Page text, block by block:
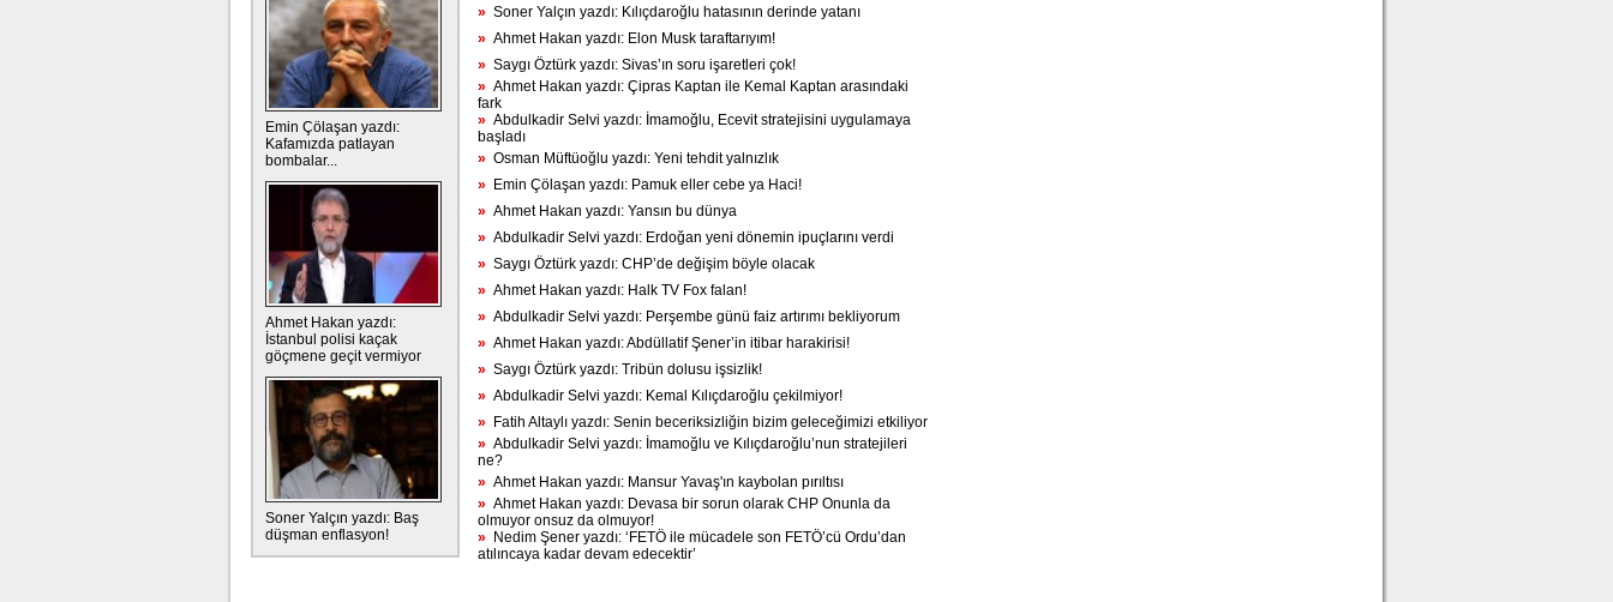
Emin Çölaşan yazdı:
Kafamızda patlayan
bombalar...
Ahmet Hakan yazdı:
İstanbul polisi kaçak
göçmene geçit vermiyor
Soner Yalçın yazdı: Baş
düşman enflasyon!
» Soner Yalçın yazdı: Kılıçdaroğlu hatasının derinde yatanı
» Ahmet Hakan yazdı: Elon Musk taraftarıyım!
» Saygı Öztürk yazdı: Sivas’ın soru işaretleri çok!
» Ahmet Hakan yazdı: Çipras Kaptan ile Kemal Kaptan arasındaki
fark
» Abdulkadir Selvi yazdı: İmamoğlu, Ecevit stratejisini uygulamaya
başladı
» Osman Müftüoğlu yazdı: Yeni tehdit yalnızlık
» Emin Çölaşan yazdı: Pamuk eller cebe ya Haci!
» Ahmet Hakan yazdı: Yansın bu dünya
» Abdulkadir Selvi yazdı: Erdoğan yeni dönemin ipuçlarını verdi
» Saygı Öztürk yazdı: CHP’de değişim böyle olacak
» Ahmet Hakan yazdı: Halk TV Fox falan!
» Abdulkadir Selvi yazdı: Perşembe günü faiz artırımı bekliyorum
» Ahmet Hakan yazdı: Abdüllatif Şener’in itibar harakirisi!
» Saygı Öztürk yazdı: Tribün dolusu işsizlik!
» Abdulkadir Selvi yazdı: Kemal Kılıçdaroğlu çekilmiyor!
» Fatih Altaylı yazdı: Senin beceriksizliğin bizim geleceğimizi etkiliyor
» Abdulkadir Selvi yazdı: İmamoğlu ve Kılıçdaroğlu’nun stratejileri
ne?
» Ahmet Hakan yazdı: Mansur Yavaş'ın kaybolan pırıltısı
» Ahmet Hakan yazdı: Devasa bir sorun olarak CHP Onunla da
olmuyor onsuz da olmuyor!
» Nedim Şener yazdı: ‘FETÖ ile mücadele son FETÖ’cü Ordu’dan
atılıncaya kadar devam edecektir’